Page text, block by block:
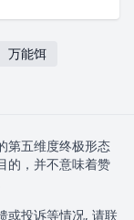
万能饵
五维度终极形态
的，并不意味着赞
或投诉等情况, 请联